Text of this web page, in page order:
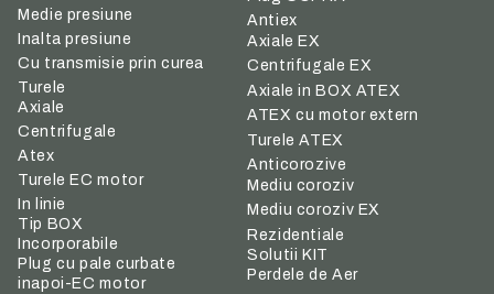
Medie presiune
Inalta presiune
Cu transmisie prin curea
Turele
Axiale
Centrifugale
Atex
Turele EC motor
In linie
Tip BOX
Incorporabile
Plug cu pale curbate
inapoi-EC motor
Antiex
Axiale EX
Centrifugale EX
Axiale in BOX ATEX
ATEX cu motor extern
Turele ATEX
Anticorozive
Mediu coroziv
Mediu coroziv EX
Rezidentiale
Solutii KIT
Perdele de Aer